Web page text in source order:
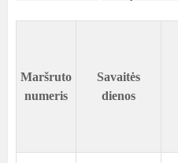
Maršruto
numeris
Savaitės
dienos